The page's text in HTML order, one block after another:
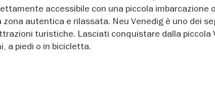
accessibile con una piccola imbarcazione
autentica e rilassata. Neu Venedig è uno dei
turistiche. Lasciati conquistare dalla piccola
a piedi o in bicicletta.